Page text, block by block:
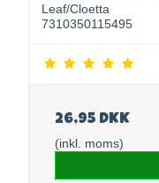
Leaf/Cloetta
7310350115495
26,95 DKK
(inkl. moms)